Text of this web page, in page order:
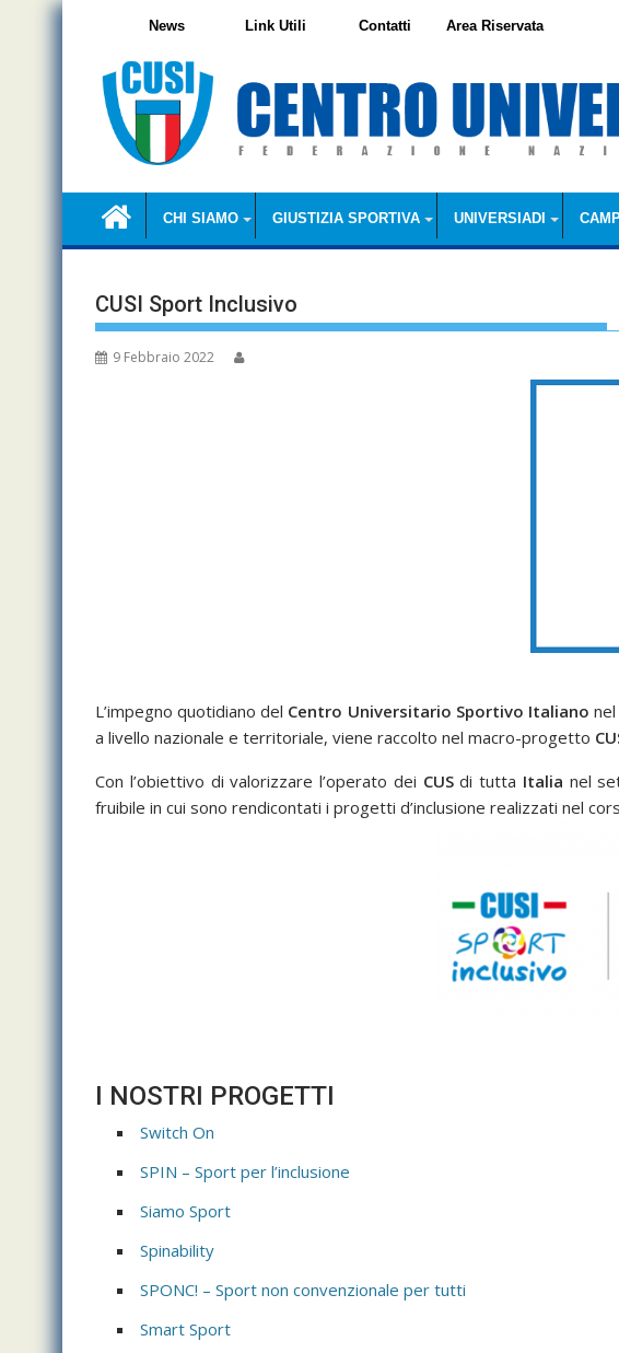
Skip
CHI SIAMO GIUSTIZIA SPORTIVA UNIVERSIADI
News Link Utili Contatti Area Riservata
CUSI Sport Inclusivo
9 Febbraio 2022
L’impegno quotidiano del Centro Universitario Sportivo Italiano
a livello nazionale e territoriale, viene raccolto nel macro-progetto
Con l’obiettivo di valorizzare l’operato dei CUSdi tutta Italia nel
fruibile in cui sono rendicontati i progetti d’inclusione realizzati nel
I NOSTRI PROGETTI
Switch On
SPIN – Sport per l’inclusione
Siamo Sport
Spinability
SPONC! – Sport non convenzionale per tutti
Smart Sport